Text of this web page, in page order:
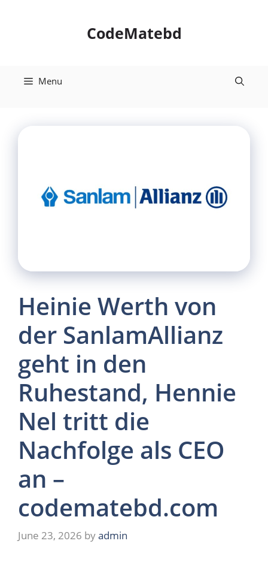
CodeMatebd
Menu
Heinie Werth von
der SanlamAllianz
geht in den
Ruhestand, Hennie
Nel tritt die
Nachfolge als CEO
an –
codematebd.com
June 23, 2026 byadmin